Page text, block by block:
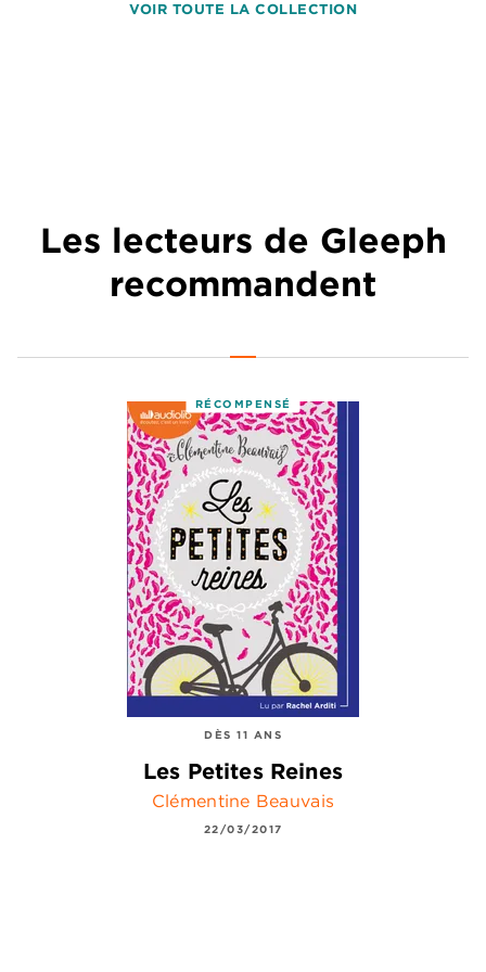
VOIR TOUTE LA COLLECTION
Les lecteurs de Gleeph
recommandent
RÉCOMPENSÉ
DÈS 11 ANS
Les Petites Reines
Clémentine Beauvais
22/03/2017